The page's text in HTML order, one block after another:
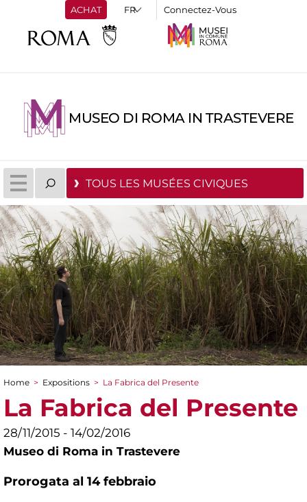
ACHAT Connectez-Vous
MUSEO DI ROMA IN TRASTEVERE
TOUS LES MUSÉES CIVIQUES
You are here
Home > Expositions > La Fabrica del Presente
La Fabrica del Presente
28/11/2015 - 14/02/2016
Museo di Roma in Trastevere
Prorogata al 14 febbraio